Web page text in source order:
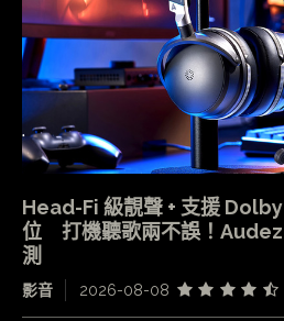
Head-Fi 級靚聲 + 支援
位 打機聽歌兩不誤！
測
影音 2026-08-08